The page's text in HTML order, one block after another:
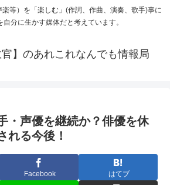
等）を「楽しむ」(作詞、作曲、演奏、歌手)事に
自分に生かす媒体だと考えています。
】のあれこれなんでも情報局
・声優を継続か？俳優を休
れる今後！
Facebook はてブ